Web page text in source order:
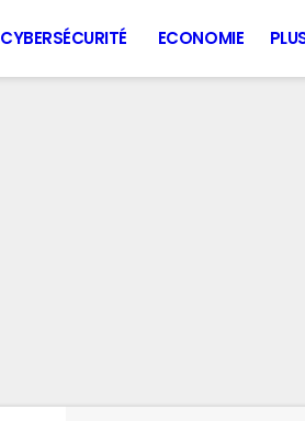
CYBERSÉCURITÉ ECONOMIE